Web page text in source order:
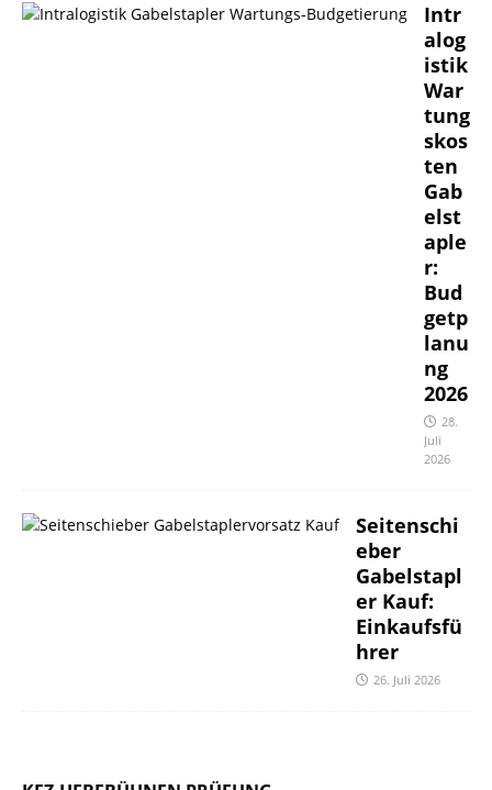
Intr
alog
istik
War
tung
skos
ten
Gab
elst
aple
r:
Bud
getp
lanu
ng
2026
28.
Juli
2026
Seitenschi
eber
Gabelstapl
er Kauf:
Einkaufsfü
hrer
26. Juli 2026